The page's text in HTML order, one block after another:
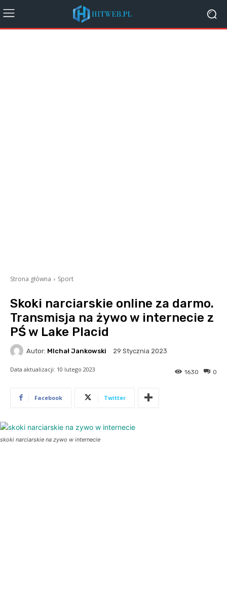
Strona główna Sport
Skoki narciarskie online za darmo.
Transmisja na żywo w internecie z
PŚ w Lake Placid
Autor: MIchał Jankowski 29 Stycznia 2023
Data aktualizacji: 10 lutego 2023 0
1630
Facebook Twitter
skoki narciarskie na zywo w internecie